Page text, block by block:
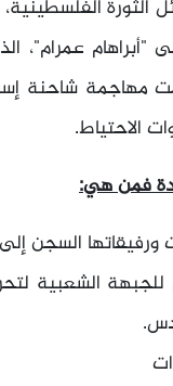
تمت مهاجمة
الاحتياط.
فمن هي:
ورفيقاتها السجن